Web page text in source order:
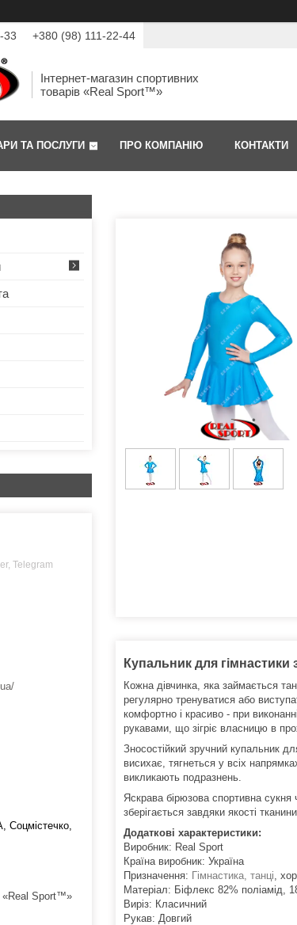
33 +380 (98) 111-22-44
Інтернет-магазин спортивних
товарів «Real Sport™»
ТА ПОСЛУГИ ПРО КОМПАНІЮ КОНТАКТИ
Купальник для гімнастики
Кожна дівчинка, яка займається
регулярно тренуватися або
комфортно і красиво - при
рукавами, що зігріє власницю в
Зносостійкий зручний купальник
висихає, тягнеться у всіх
викликають подразнень.
Яскрава бірюзова спортивна сукня
зберігається завдяки якості
Додаткові характеристики:
Виробник: Real Sport
Країна виробник: Україна
Призначення: Гімнастика, танці ,
Матеріал: Біфлекс 82% поліамід,
Виріз: Класичний
Рукав: Довгий
Telegram
Соцмістечко,
«Real Sport™»